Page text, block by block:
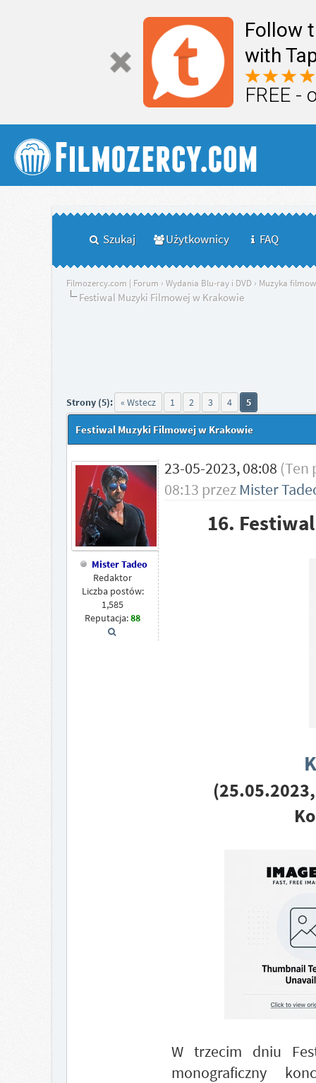
Follow
with
FREE -
Szukaj Użytkownicy FAQ
Filmozercy.com | Forum › Wydania Blu-ray i DVD› Muzyka
Festiwal Muzyki Filmowej w Krakowie
Strony (5): « Wstecz 1 2 3 4 5
Festiwal Muzyki Filmowej w Krakowie
Mister Tadeo
Redaktor
Liczba postów:
1,585
Reputacja:88
23-05-2023, 08:08 (Ten
08:13 przez Mister
16.
W trzecim dniu
monograficzny